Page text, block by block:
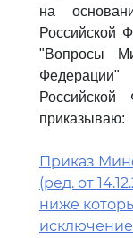
на
Российской
"Вопросы
приказываю:
Приказ
(ред. от
ниже